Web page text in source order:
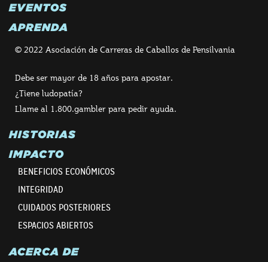
EVENTOS
APRENDA
© 2022 Asociación de Carreras de Caballos de Pensilvania
Debe ser mayor de 18 años para apostar.
¿Tiene ludopatía?
Llame al 1.800.gambler para pedir ayuda.
HISTORIAS
IMPACTO
BENEFICIOS ECONÓMICOS
INTEGRIDAD
CUIDADOS POSTERIORES
ESPACIOS ABIERTOS
ACERCA DE